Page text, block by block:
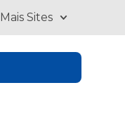
Mais Sites